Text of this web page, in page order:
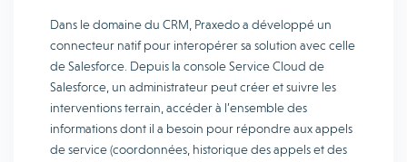
Dans le domaine du CRM, Praxedo a développé un
connecteur natif pour interopérer sa solution avec celle
de Salesforce. Depuis la console Service Cloud de
Salesforce, un administrateur peut créer et suivre les
interventions terrain, accéder à l’ensemble des
informations dont il a besoin pour répondre aux appels
de service (coordonnées, historique des appels et des